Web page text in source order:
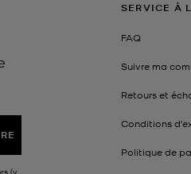
(y
SERVICE À
FAQ
Suivre ma
Retours et
Conditions
Politique de